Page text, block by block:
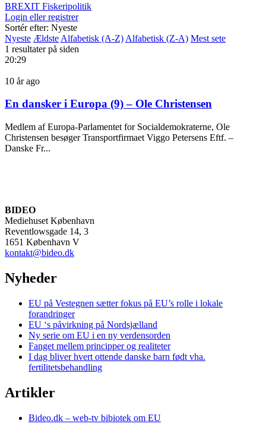
BREXIT Fiskeripolitik
Login eller registrer
Sortér efter: Nyeste
Nyeste Ældste Alfabetisk (A-Z) Alfabetisk (Z-A) Mest sete
1 resultater på siden
20:29
10 år ago
En dansker i Europa (9) – Ole Christensen
Medlem af Europa-Parlamentet for Socialdemokraterne, Ole
Christensen besøger Transportfirmaet Viggo Petersens Eftf. –
Danske Fr...
BIDEO
Mediehuset København
Reventlowsgade 14, 3
1651 København V
kontakt@bideo.dk
Nyheder
EU på Vestegnen sætter fokus på EU’s rolle i lokale
forandringer
EU ‘s påvirkning på Nordsjælland
Ny serie om EU i en ny verdensorden
Fanget mellem principper og realiteter
I dag bliver hvert ottende danske barn født vha.
fertilitetsbehandling
Artikler
Bideo.dk – web-tv bibiotek om EU